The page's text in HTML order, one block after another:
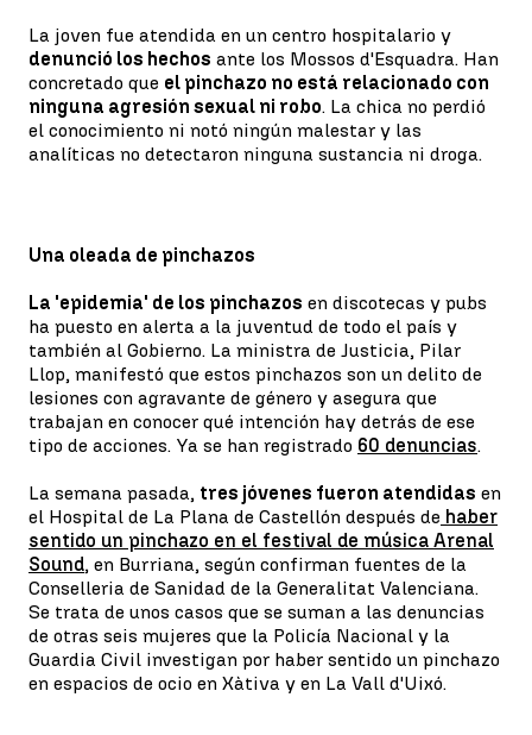
La joven fue atendida en un centro hospitalario y
denunció los hechos ante los Mossos d'Esquadra. Han
concretado que el pinchazo no está relacionado con
ninguna agresión sexual ni robo. La chica no perdió
el conocimiento ni notó ningún malestar y las
analíticas no detectaron ninguna sustancia ni droga.
Una oleada de pinchazos
La 'epidemia' de los pinchazos en discotecas y pubs
ha puesto en alerta a la juventud de todo el país y
también al Gobierno. La ministra de Justicia, Pilar
Llop, manifestó que estos pinchazos son un delito de
lesiones con agravante de género y asegura que
trabajan en conocer qué intención hay detrás de ese
tipo de acciones. Ya se han registrado 60 denuncias.
La semana pasada, tres jóvenes fueron atendidas en
el Hospital de La Plana de Castellón después de haber
sentido un pinchazo en el festival de música Arenal
Sound, en Burriana, según confirman fuentes de la
Conselleria de Sanidad de la Generalitat Valenciana.
Se trata de unos casos que se suman a las denuncias
de otras seis mujeres que la Policía Nacional y la
Guardia Civil investigan por haber sentido un pinchazo
en espacios de ocio en Xàtiva y en La Vall d'Uixó.